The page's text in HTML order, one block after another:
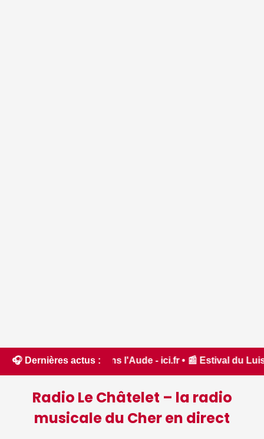
🎧 Dernières actus :
l'Aude - ici.fr • 📰 Estival du Luisant, rendez-
Radio Le Châtelet – la radio
musicale du Cher en direct